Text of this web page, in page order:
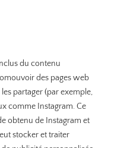
du contenu
des pages web
partager (par exemple,
comme Instagram. Ce
obtenu de Instagram et
stocker et traiter